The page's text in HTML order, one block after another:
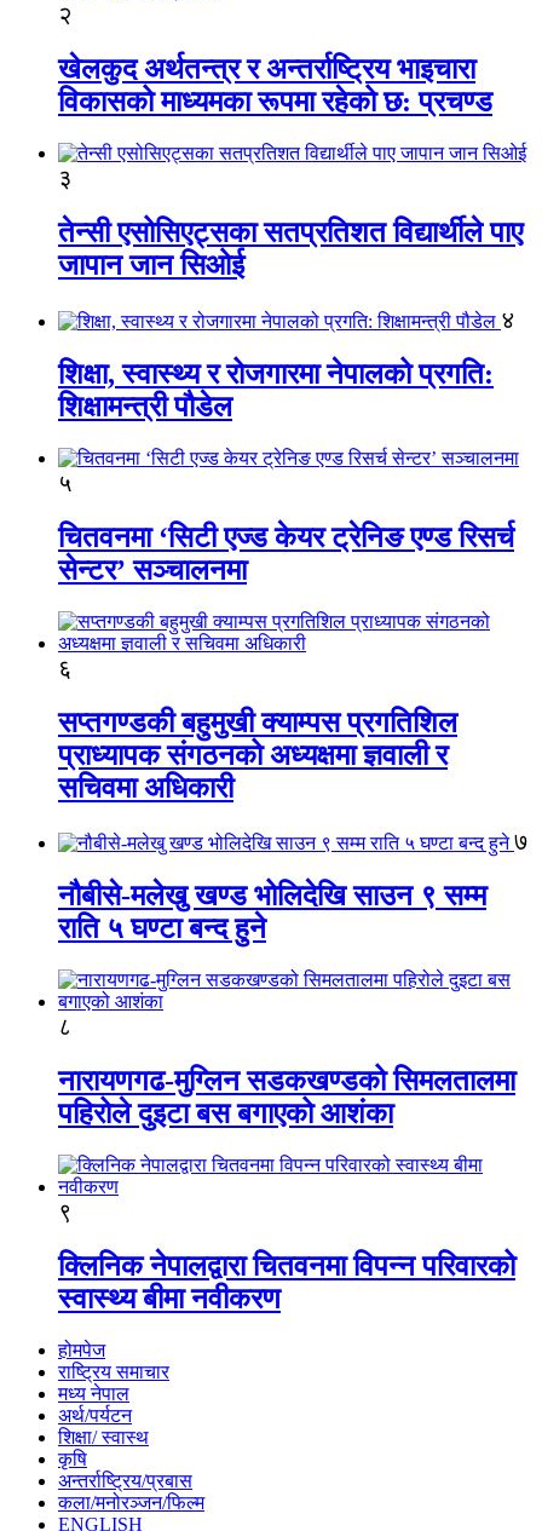
२
खेलकुद अर्थतन्त्र र अन्तर्राष्ट्रिय भाइचारा
विकासको माध्यमका रूपमा रहेको छ: प्रचण्ड
३
तेन्सी एसोसिएट्सका सतप्रतिशत विद्यार्थीले पाए
जापान जान सिओई
४
शिक्षा, स्वास्थ्य र रोजगारमा नेपालको प्रगति:
शिक्षामन्त्री पौडेल
५
चितवनमा ‘सिटी एज्ड केयर ट्रेनिङ एण्ड रिसर्च
सेन्टर’ सञ्चालनमा
६
सप्तगण्डकी बहुमुखी क्याम्पस प्रगतिशिल
प्राध्यापक संगठनको अध्यक्षमा ज्ञवाली र
सचिवमा अधिकारी
७
नौबीसे-मलेखु खण्ड भोलिदेखि साउन ९ सम्म
राति ५ घण्टा बन्द हुने
८
नारायणगढ-मुग्लिन सडकखण्डको सिमलतालमा
पहिरोले दुइटा बस बगाएको आशंका
९
क्लिनिक नेपालद्वारा चितवनमा विपन्न परिवारको
स्वास्थ्य बीमा नवीकरण
होमपेज
राष्ट्रिय समाचार
मध्य नेपाल
अर्थ/पर्यटन
शिक्षा/ स्वास्थ
कृषि
अन्तर्राष्ट्रिय/प्रबास
कला/मनोरञ्जन/फिल्म
ENGLISH